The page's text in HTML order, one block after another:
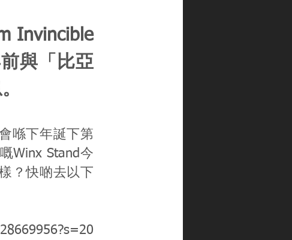
Invincible
與「比亞
喺下年誕下第
Winx Stand今
？快啲去以下